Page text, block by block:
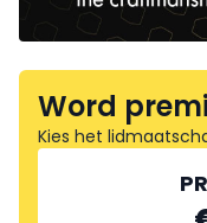
Word
Kies het